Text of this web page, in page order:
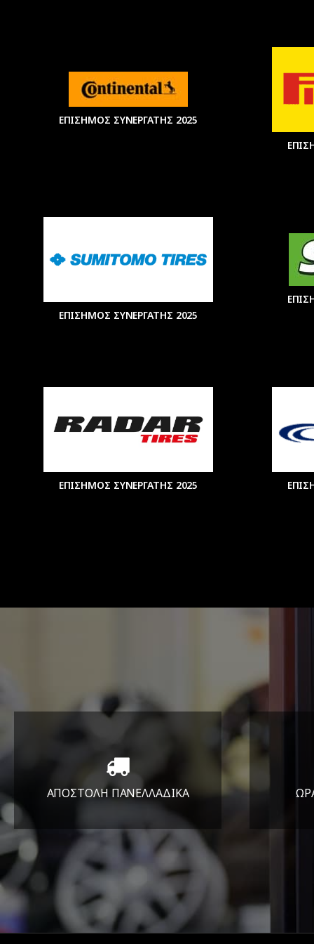
ΕΠΙΣΗΜΟΣ ΣΥΝΕΡΓΑΤΗΣ 2025
ΕΠΙΣΗΜΟΣ ΣΥΝΕΡΓΑΤΗΣ 2025
ΕΠΙΣΗΜΟΣ ΣΥΝΕΡΓΑΤΗΣ 2025
ΑΠΟΣΤΟΛΗ ΠΑΝΕΛΛΑΔΙΚA
Όπου και αν είστε θα σας
στείλουμε τα ελαστικά σας